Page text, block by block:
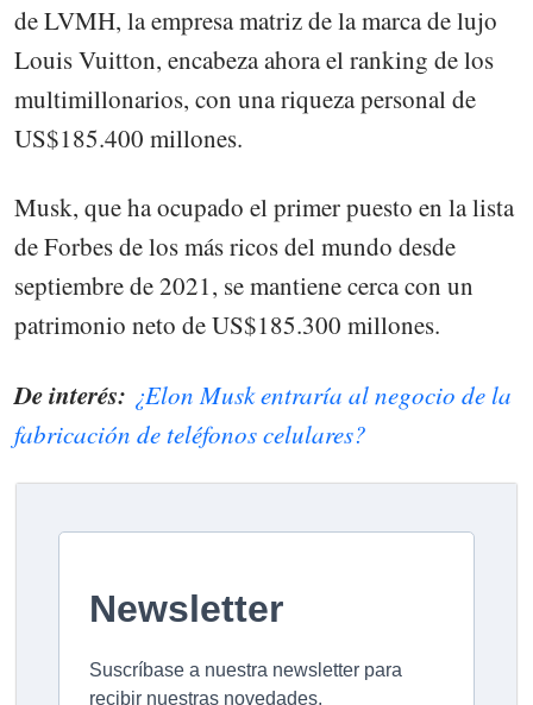
de LVMH, la empresa matriz de la marca de lujo
Louis Vuitton, encabeza ahora el ranking de los
multimillonarios, con una riqueza personal de
US$185.400 millones.
Musk, que ha ocupado el primer puesto en la lista
de Forbes de los más ricos del mundo desde
septiembre de 2021, se mantiene cerca con un
patrimonio neto de US$185.300 millones.
De interés: ¿Elon Musk entraría al negocio de la
fabricación de teléfonos celulares?